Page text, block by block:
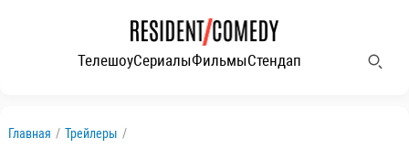
ТелешоуСериалыФильмыСтендап
Главная / Трейлеры /